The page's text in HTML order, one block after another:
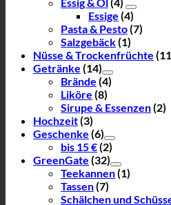
Essige (4)
Pasta & Pesto(7)
Salzgebäck(1)
Nüsse & Trockenfrüchte
Getränke (14)
Brände (4)
Liköre (8)
Sirupe & Essenzen(2)
Hochzeit(3)
Geschenke (6)
bis 15 €(2)
GreenGate (32)
Teekannen(1)
Tassen(7)
Schälchen und